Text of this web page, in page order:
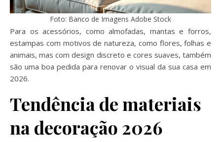
Foto: Banco de Imagens Adobe Stock
Para os acessórios, como almofadas, mantas e forros,
estampas com motivos de natureza, como flores, folhas e
animais, mas com design discreto e cores suaves, também
são uma boa pedida para renovar o visual da sua casa em
2026.
Tendência de materiais
na decoração 2026